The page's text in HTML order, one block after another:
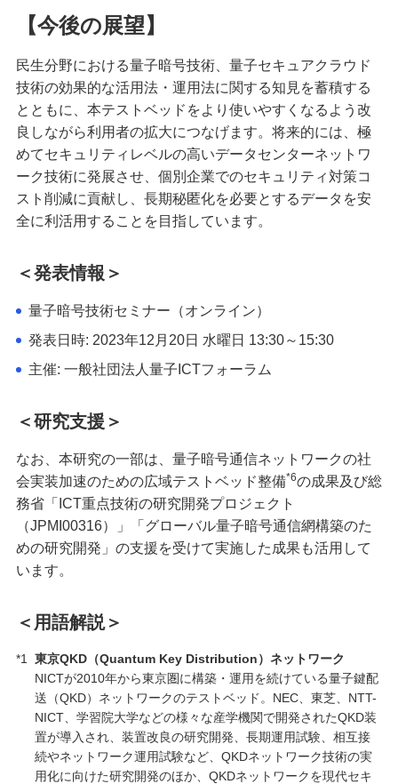
【今後の展望】
民生分野における量子暗号技術、量子セキュアクラウド
技術の効果的な活用法・運用法に関する知見を蓄積する
とともに、本テストベッドをより使いやすくなるよう改
良しながら利用者の拡大につなげます。将来的には、極
めてセキュリティレベルの高いデータセンターネットワ
ーク技術に発展させ、個別企業でのセキュリティ対策コ
スト削減に貢献し、長期秘匿化を必要とするデータを安
全に利活用することを目指しています。
＜発表情報＞
量子暗号技術セミナー（オンライン）
発表日時: 2023年12月20日 水曜日 13:30～15:30
主催: 一般社団法人量子ICTフォーラム
＜研究支援＞
なお、本研究の一部は、量子暗号通信ネットワークの社
会実装加速のための広域テストベッド整備*6の成果及び総
務省「ICT重点技術の研究開発プロジェクト
（JPMI00316）」「グローバル量子暗号通信網構築のた
めの研究開発」の支援を受けて実施した成果も活用して
います。
＜用語解説＞
*1
東京QKD（Quantum Key Distribution）ネットワーク
NICTが2010年から東京圏に構築・運用を続けている量子鍵配
送（QKD）ネットワークのテストベッド。NEC、東芝、NTT-
NICT、学習院大学などの様々な産学機関で開発されたQKD装
置が導入され、装置改良の研究開発、長期運用試験、相互接
続やネットワーク運用試験など、QKDネットワーク技術の実
用化に向けた研究開発のほか、QKDネットワークを現代セキ